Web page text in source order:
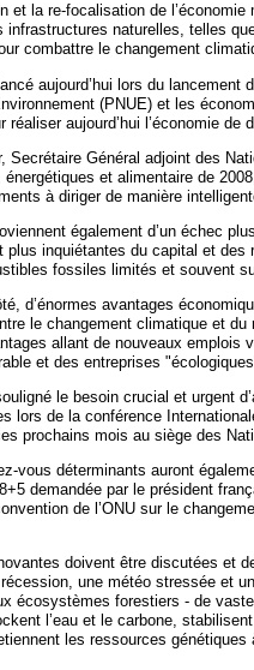
et la re-focalisation de
infrastructures naturelles, telles
combattre le changement
aujourd’hui lors du
(PNUE) et les
réaliser aujourd’hui l’économie de
Secrétaire Général adjoint des
et alimentaire de
à diriger de manière
également d’un échec
plus inquiétantes du capital et des
fossiles limités et souvent
d’énormes avantages
le changement climatique et
allant de nouveaux emplois
et des entreprises
le besoin crucial et urgent
lors de la conférence
prochains mois au siège des
vous déterminants auront
demandée par le président
de l’ONU sur le
doivent être discutées et
récession, une météo stressée et
écosystèmes forestiers - de
l’eau et le carbone,
les ressources